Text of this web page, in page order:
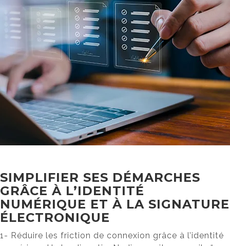
SIMPLIFIER SES DÉMARCHES
GRÂCE À L’IDENTITÉ
NUMÉRIQUE ET À LA SIGNATURE
ÉLECTRONIQUE
1- Réduire les friction de connexion grâce à l’identité